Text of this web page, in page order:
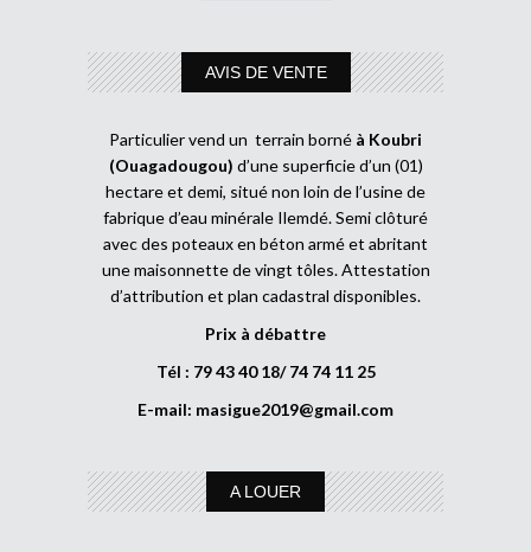
AVIS DE VENTE
Particulier vend un terrain borné à Koubri
(Ouagadougou) d’une superficie d’un (01)
hectare et demi, situé non loin de l’usine de
fabrique d’eau minérale Ilemdé. Semi clôturé
avec des poteaux en béton armé et abritant
une maisonnette de vingt tôles. Attestation
d’attribution et plan cadastral disponibles.
Prix à débattre
Tél : 79 43 40 18/ 74 74 11 25
E-mail: masigue2019@gmail.com
A LOUER